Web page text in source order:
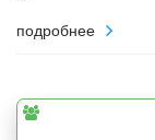
подробнее